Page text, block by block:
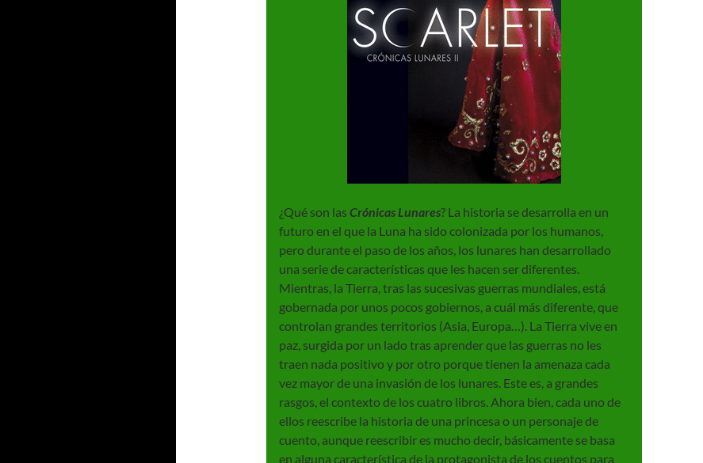
¿Qué son las Crónicas Lunares? La historia se desarrolla en un
futuro en el que la Luna ha sido colonizada por los humanos,
pero durante el paso de los años, los lunares han desarrollado
una serie de características que les hacen ser diferentes.
Mientras, la Tierra, tras las sucesivas guerras mundiales, está
gobernada por unos pocos gobiernos, a cuál más diferente, que
controlan grandes territorios (Asia, Europa…). La Tierra vive en
paz, surgida por un lado tras aprender que las guerras no les
traen nada positivo y por otro porque tienen la amenaza cada
vez mayor de una invasión de los lunares. Este es, a grandes
rasgos, el contexto de los cuatro libros. Ahora bien, cada uno de
ellos reescribe la historia de una princesa o un personaje de
cuento, aunque reescribir es mucho decir, básicamente se basa
en alguna característica de la protagonista de los cuentos para